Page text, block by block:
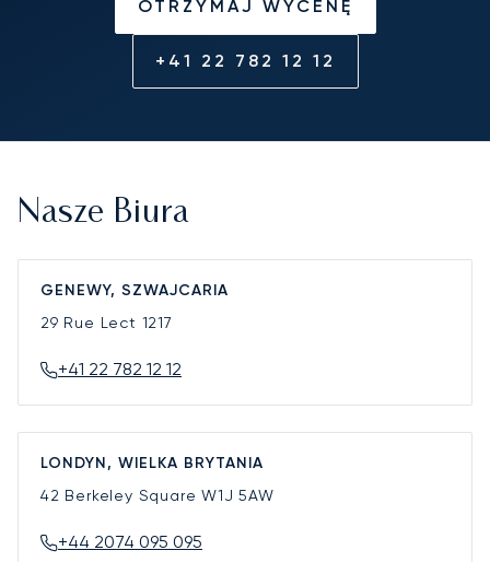
OTRZYMAJ WYCENĘ
+41 22 782 12 12
Nasze Biura
GENEWY, SZWAJCARIA
29 Rue Lect 1217
+41 22 782 12 12
LONDYN, WIELKA BRYTANIA
42 Berkeley SquareW1J 5AW
+44 2074 095 095